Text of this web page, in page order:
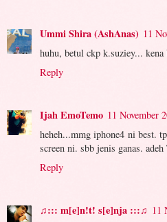
Ummi Shira (AshAnas) 11
huhu, betul ckp k.suziey...
Reply
Ijah EmoTemo 11 November
heheh...mmg iphone4 ni best.
screen ni. sbb jenis ganas.
Reply
♫::: m[e]n!t! s[e]nja :::♫ 11